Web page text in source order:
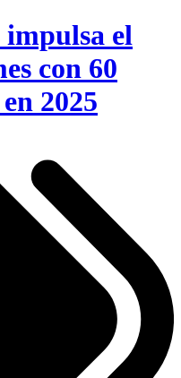
impulsa el
con 60
2025